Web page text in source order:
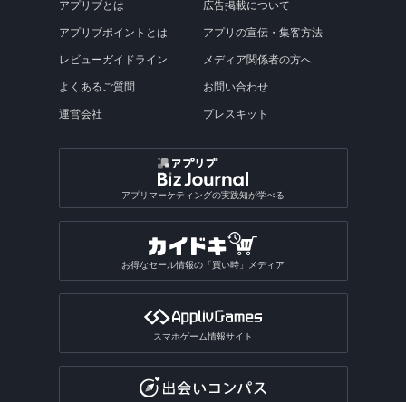
アプリブとは
アプリブポイントとは
レビューガイドライン
よくあるご質問
運営会社
広告掲載について
アプリの宣伝・集客方法
メディア関係者の方へ
お問い合わせ
プレスキット
アプリマーケティングの実践知が学べる
お得なセール情報の「買い時」メディア
スマホゲーム情報サイト